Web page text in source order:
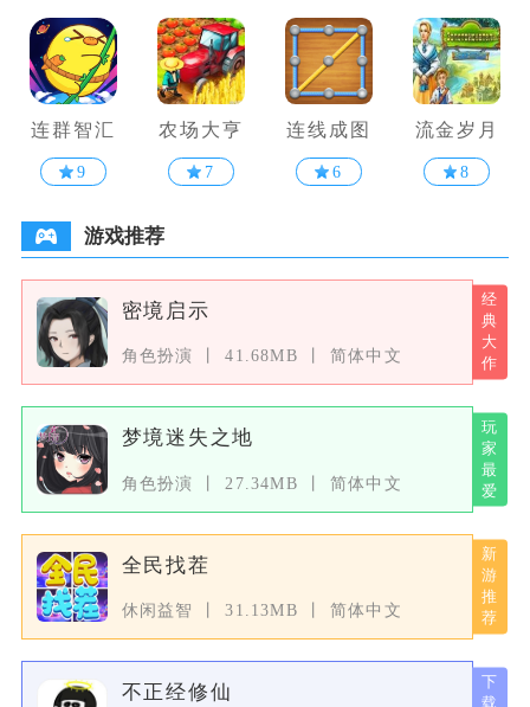
连群智汇
9
农场大亨
7
连线成图
6
流金岁月
8
游戏推荐
密境启示
角色扮演 41.68MB 简体中文
梦境迷失之地
角色扮演 27.34MB 简体中文
全民找茬
休闲益智 31.13MB 简体中文
不正经修仙